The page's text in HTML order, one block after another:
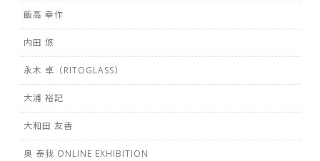
飯高 幸作
内田 悠
永木 卓（RITOGLASS）
大浦 裕記
大和田 友香
奥 泰我 ONLINE EXHIBITION